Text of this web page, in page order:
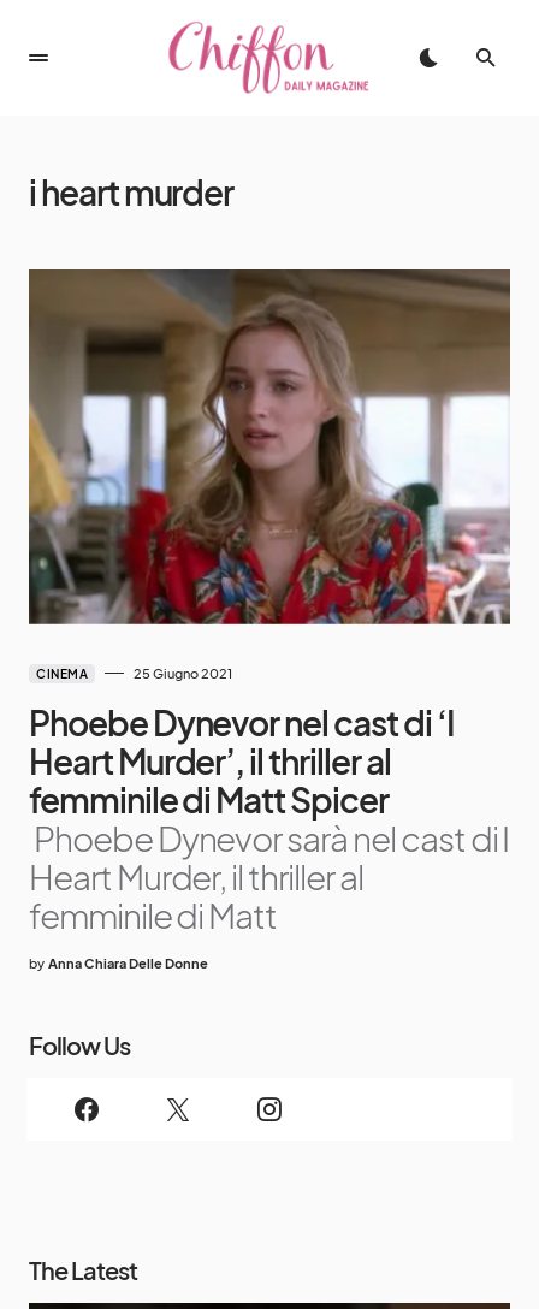
i heart murder
CINEMA 25 Giugno 2021
Phoebe Dynevor nel cast di ‘I
Heart Murder’, il thriller al
femminile di Matt Spicer
Phoebe Dynevor sarà nel cast di I
Heart Murder, il thriller al
femminile di Matt
by Anna Chiara Delle Donne
Follow Us
The Latest